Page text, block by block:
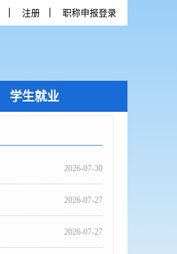
注册 职称申报登录
学生就业
2026-07-30
2026-07-27
2026-07-27